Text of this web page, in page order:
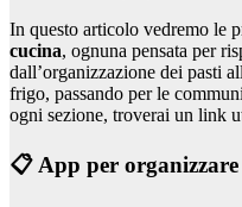
In questo articolo vedremo le
cucina, ognuna pensata per
dall’organizzazione dei pasti
frigo, passando per le
ogni sezione, troverai un link
📋 App per